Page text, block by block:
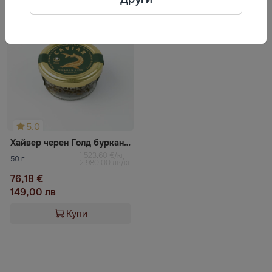
5.0
Хайвер черен Голд бурканче Erste caviar
50 г 1 523,60 €/кг
2 980,00 лв/кг
76,18 €
149,00 лв
Купи